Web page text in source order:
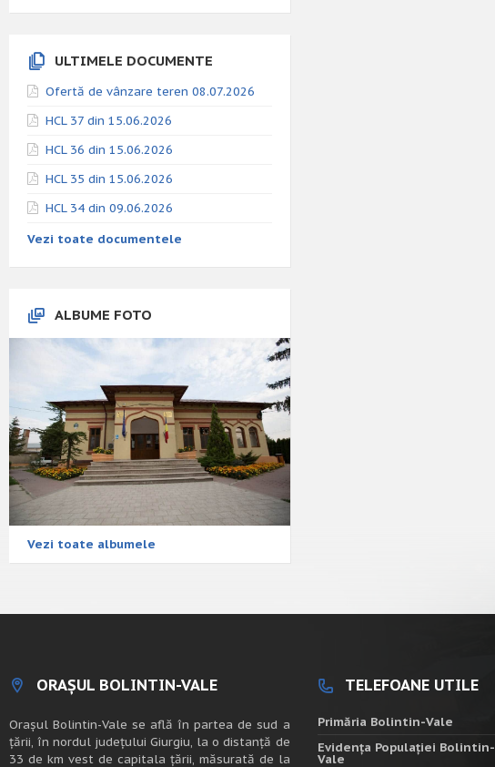
ULTIMELE DOCUMENTE
Ofertă de vânzare teren 08.07.2026
HCL 37 din 15.06.2026
HCL 36 din 15.06.2026
HCL 35 din 15.06.2026
HCL 34 din 09.06.2026
Vezi toate documentele
ALBUME FOTO
Vezi toate albumele
ORAȘUL BOLINTIN-VALE
Oraşul Bolintin-Vale se află în partea de sud a
ţării, în nordul judeţului Giurgiu, la o distanţă de
33 de km vest de capitala țării, măsurată de la
TELEFOANE UTILE
Primăria Bolintin-Vale
Evidența Populației Bolintin-
Vale